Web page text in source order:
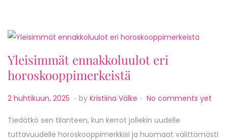
2
5
Yleisimmät ennakkoluulot eri
horoskooppimerkeistä
P
s
2 huhtikuun, 2025 6
o
. by Kristiina Välke . No comments yet
Tiedätkö sen tilanteen, kun kerrot jollekin uudelle
tuttavuudelle horoskooppimerkkisi ja huomaat välittömästi